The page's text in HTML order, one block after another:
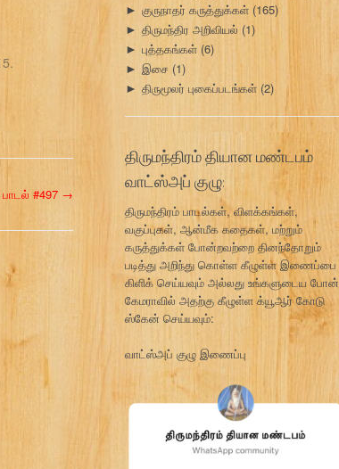
பாடல் #497 →
► குருநாதர் கருத்துக்கள் (165)
► திருமந்திர அறிவியல் (1)
► புத்தகங்கள் (6)
► இசை (1)
► திருமூலர் புகைப்படங்கள் (2)
திருமந்திரம் தியான மண்டபம்
வாட்ஸ்அப் குழு:
திருமந்திரம் பாடல்கள், விளக்கங்கள்,
வகுப்புகள், ஆன்மீக கதைகள், மற்றும்
கருத்துக்கள் போன்றவற்றை தினந்தோறும்
படித்து அறிந்து கொள்ள கீழுள்ள இணைப்பை
கிளிக் செய்யவும் அல்லது உங்களுடைய போன்
கேமராவில் அதற்கு கீழுள்ள க்யூஆர் கோடு
ஸ்கேன் செய்யவும்:
வாட்ஸ்அப் குழு இணைப்பு